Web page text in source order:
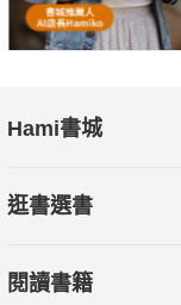
史丹利、李佩甄、
Hami書城
逛書選書
閱讀書籍